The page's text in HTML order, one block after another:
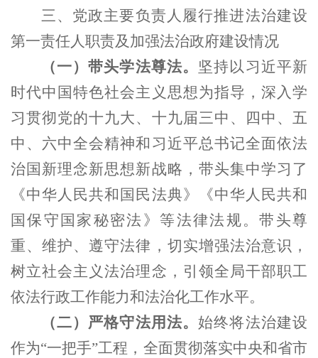
三、党政主要负责人履行推进法治建设
第一责任人职责及加强法治政府建设情况
（一）带头学法尊法。 坚持以习近平新
时代中国特色社会主义思想为指导，深入学
习贯彻党的十九大、十九届三中、四中、五
中、六中全会精神和习近平总书记全面依法
治国新理念新思想新战略，带头集中学习了
《中华人民共和国民法典》《中华人民共和
国保守国家秘密法》等法律法规。带头尊
重、维护、遵守法律，切实增强法治意识，
树立社会主义法治理念，引领全局干部职工
依法行政工作能力和法治化工作水平。
（二）严格守法用法。始终将法治建设
作为“一把手”工程，全面贯彻落实中央和省市